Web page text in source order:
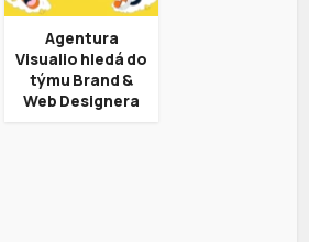
Agentura
Visualio hledá do
týmu Brand &
Web Designera